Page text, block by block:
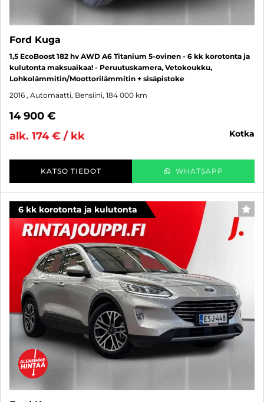
Ford Kuga
1,5 EcoBoost 182 hv AWD A6 Titanium 5-ovinen - 6 kk korotonta ja
kulutonta maksuaikaa! - Peruutuskamera, Vetokoukku,
Lohkolämmitin/Moottorilämmitin + sisäpistoke
2016 , Automaatti, Bensiini, 184 000 km
14 900 €
alk. 174 € / kk
kotka
KATSO TIEDOT WHATSAPP
6 kk korotonta ja kulutonta